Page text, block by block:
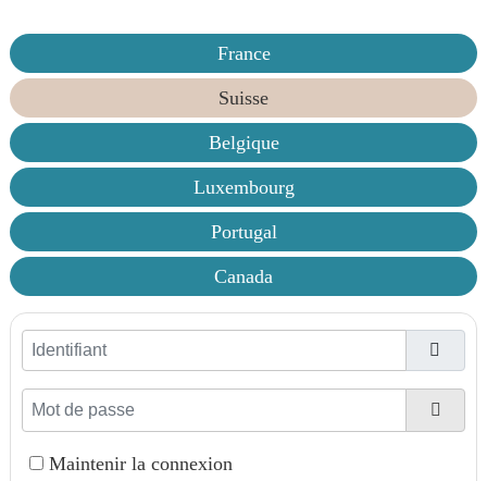
France
Suisse
Belgique
Luxembourg
Portugal
Canada
Identifiant
Mot de passe
Maintenir la connexion